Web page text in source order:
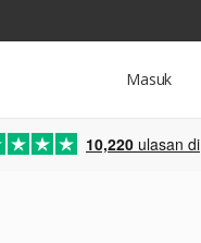
Masuk
10,220 ulasan di